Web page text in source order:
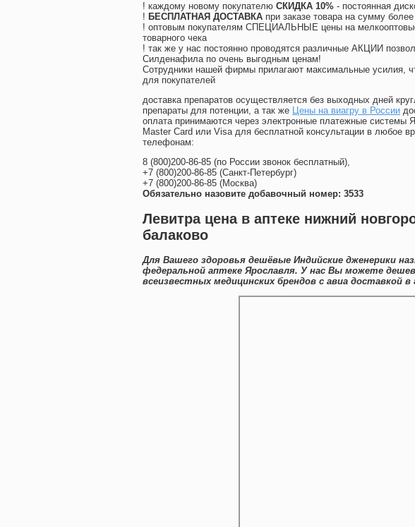
! каждому новому покупателю СКИДКА 10% - постоянная
! БЕСПЛАТНАЯ ДОСТАВКА при заказе товара на сумму
! оптовым покупателям СПЕЦИАЛЬНЫЕ цены на
товарного чека
! так же у нас постоянно проводятся различные АКЦИИ
Силденафила по очень выгодным ценам!
Cотрудники нашей фирмы прилагают максимальные усилия,
для покупателей
доставка препаратов осуществляется без выходных дней
препараты для потенции, а так же Цены на виагру в России
оплата принимаются через электронные платежные системы
Master Card или Visa для бесплатной консультации в любое
телефонам:
8 (800)200-86-85 (по России звонок бесплатный),
+7 (800)200-86-85 (Санкт-Петербург)
+7 (800)200-86-85 (Москва)
Обязательно назовите добавочный номер: 3533
Левитра цена в аптеке нижний
балаково
Для Вашего здоровья дешёвые Индийские дженерики
федеральной аптеке Ярославля. У нас Вы можете
всеизвестных медицинских брендов с авиа доставкой в